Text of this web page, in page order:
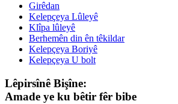
Girêdan
Kelepçeya Lûleyê
Klîpa lûleyê
Berhemên din ên têkildar
Kelepçeya Boriyê
Kelepçeya U bolt
Lêpirsînê Bişîne:
Amade ye ku bêtir fêr bibe